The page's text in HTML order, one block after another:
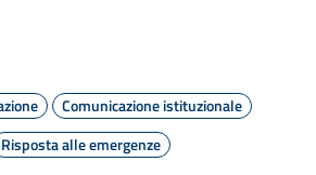
Comunicazione istituzionale
Risposta alle emergenze